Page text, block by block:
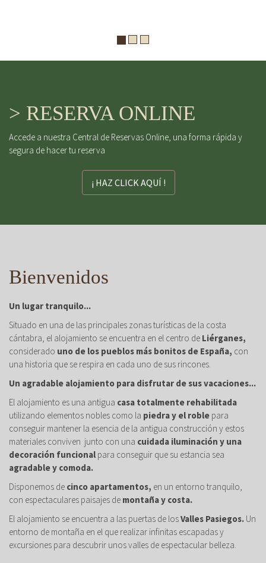
> RESERVA ONLINE
Accede a nuestra Central de Reservas Online, una forma rápida y
segura de hacer tu reserva
¡ HAZ CLICK AQUÍ !
Bienvenidos
Un lugar tranquilo...
Situado en una de las principales zonas turísticas de la costa
cántabra, el alojamiento se encuentra en el centro de Liérganes,
considerado uno de los pueblos más bonitos de España, con
una historia que se respira en cada uno de sus rincones.
Un agradable alojamiento para disfrutar de sus vacaciones...
El alojamiento es una antigua casa totalmente rehabilitada
utilizando elementos nobles como la piedra y el roble para
conseguir mantener la esencia de la antigua construcción y estos
materiales conviven junto con una cuidada iluminación y una
decoración funcional para conseguir que su estancia sea
agradable y comoda.
Disponemos de cinco apartamentos, en un entorno tranquilo,
con espectaculares paisajes de montaña y costa.
El alojamiento se encuentra a las puertas de losValles Pasiegos. Un
entorno de montaña en el que realizar infinitas escapadas y
excursiones para descubrir unos valles de espectacular belleza.